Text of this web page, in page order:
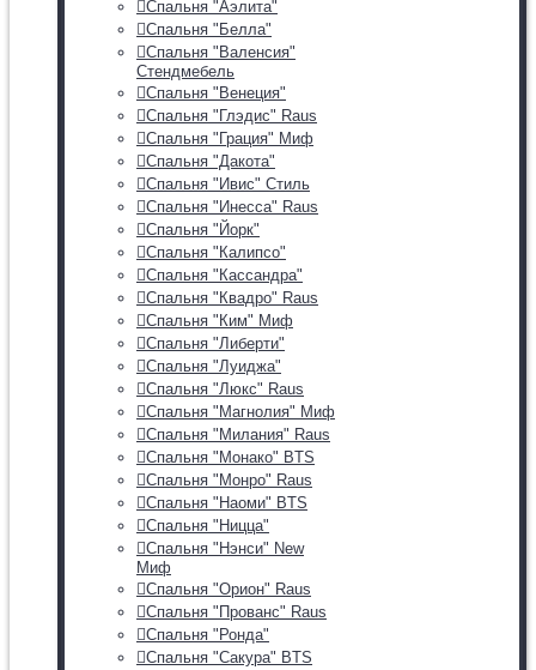
Спальня "Аэлита"
Спальня "Белла"
Спальня "Валенсия"
Стендмебель
Спальня "Венеция"
Спальня "Глэдис" Raus
Спальня "Грация" Миф
Спальня "Дакота"
Спальня "Ивис" Стиль
Спальня "Инесса" Raus
Спальня "Йорк"
Спальня "Калипсо"
Спальня "Кассандра"
Спальня "Квадро" Raus
Спальня "Ким" Миф
Спальня "Либерти"
Спальня "Луиджа"
Спальня "Люкс" Raus
Спальня "Магнолия" Миф
Спальня "Милания" Raus
Спальня "Монако" BTS
Спальня "Монро" Raus
Спальня "Наоми" BTS
Спальня "Ницца"
Спальня "Нэнси" New
Миф
Спальня "Орион" Raus
Спальня "Прованс" Raus
Спальня "Ронда"
Спальня "Сакура" BTS